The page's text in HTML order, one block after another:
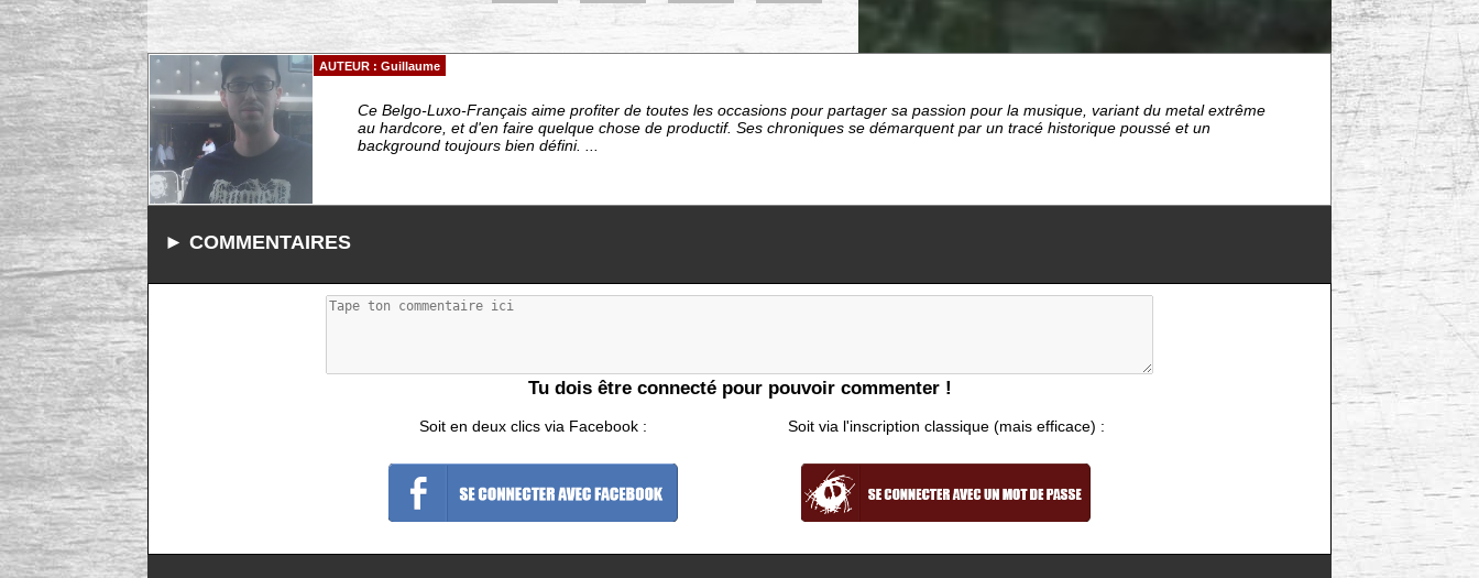
AUTEUR : Guillaume
Ce Belgo-Luxo-Français aime profiter de toutes les occasions pour partager sa passion pour la musique, variant du metal extrême
au hardcore, et d'en faire quelque chose de productif. Ses chroniques se démarquent par un tracé historique poussé et un
background toujours bien défini. ...
► COMMENTAIRES
Tu dois être connecté pour pouvoir commenter !
Soit en deux clics via Facebook : Soit via l'inscription classique (mais efficace) :